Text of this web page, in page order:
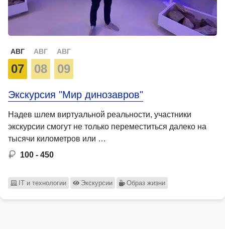
АВГ
07
АВГ
08
АВГ
09
Экскурсия "Мир динозавров"
Надев шлем виртуальной реальности, участники
экскурсии смогут не только переместиться далеко на
тысячи километров или …
100 - 450
IT и технологии Экскурсии Образ жизни